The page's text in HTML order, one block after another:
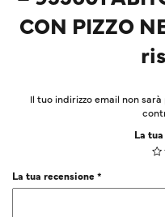
CON PIZZO
Il tuo indirizzo email non
La
La tua recensione*